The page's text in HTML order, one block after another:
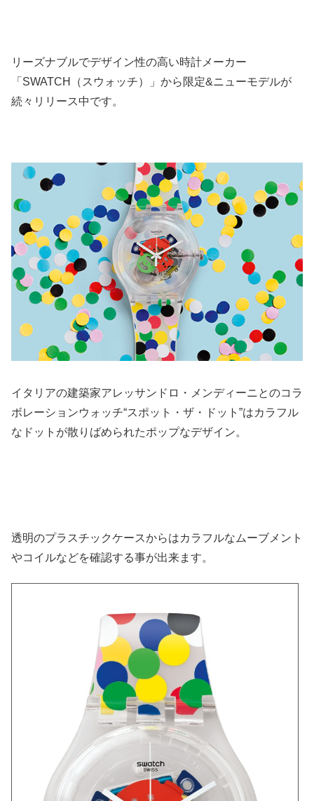
リーズナブルでデザイン性の高い時計メーカー
「SWATCH（スウォッチ）」から限定&ニューモデルが
続々リリース中です。
イタリアの建築家アレッサンドロ・メンディーニとのコラ
ボレーションウォッチ“スポット・ザ・ドット”はカラフル
なドットが散りばめられたポップなデザイン。
透明のプラスチックケースからはカラフルなムーブメント
やコイルなどを確認する事が出来ます。